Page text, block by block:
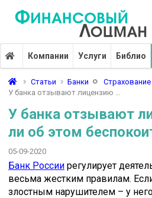
Компании Услуги Библио
Статьи Банки
Страхование
У банка отзывают лицензию …
У банка отзывают
ли об этом
05-09-2020
Банк России регулирует
весьма жестким правилам.
злостным нарушителем – у